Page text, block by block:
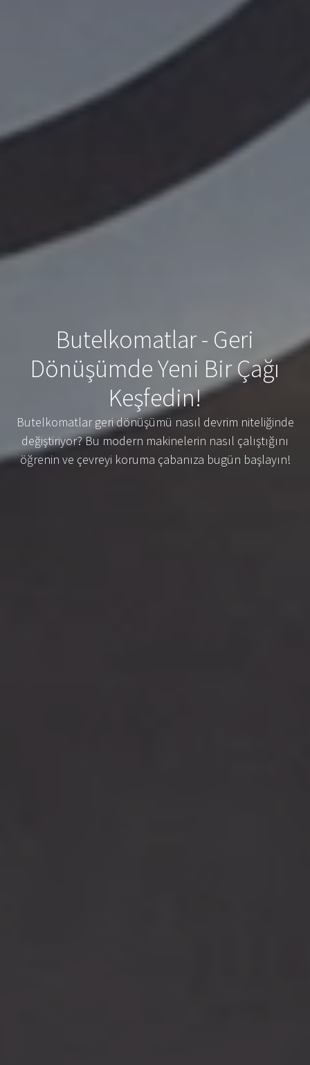
Butelkomatlar - Geri
Dönüşümde Yeni Bir Çağı
Keşfedin!
Butelkomatlar geri dönüşümü nasıl devrim niteliğinde
değiştiriyor? Bu modern makinelerin nasıl çalıştığını
öğrenin ve çevreyi koruma çabanıza bugün başlayın!